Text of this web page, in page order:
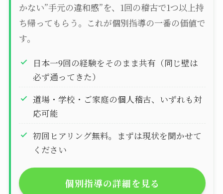
かない”手元の違和感”を、1回の稽古で1つ以上持
ち帰ってもらう。これが個別指導の一番の価値で
す。
日本一9回の経験をそのまま共有（同じ壁は
必ず通ってきた）
道場・学校・ご家庭の個人稽古、いずれも対
応可能
初回ヒアリング無料。まずは現状を聞かせて
ください
個別指導の詳細を見る